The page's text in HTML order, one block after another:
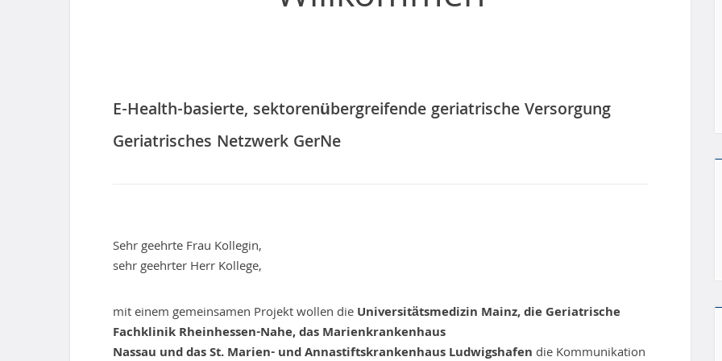
E-Health-basierte, sektorenübergreifende geriatrische Versorgung
Geriatrisches Netzwerk GerNe
Sehr geehrte Frau Kollegin,
sehr geehrter Herr Kollege,
mit einem gemeinsamen Projekt wollen dieUniversitätsmedizin Mainz,die Geriatrische
Fachklinik Rheinhessen-Nahe, das Marienkrankenhaus
Nassau und das St. Marien- und AnnastiftskrankenhausLudwigshafen die Kommunikation